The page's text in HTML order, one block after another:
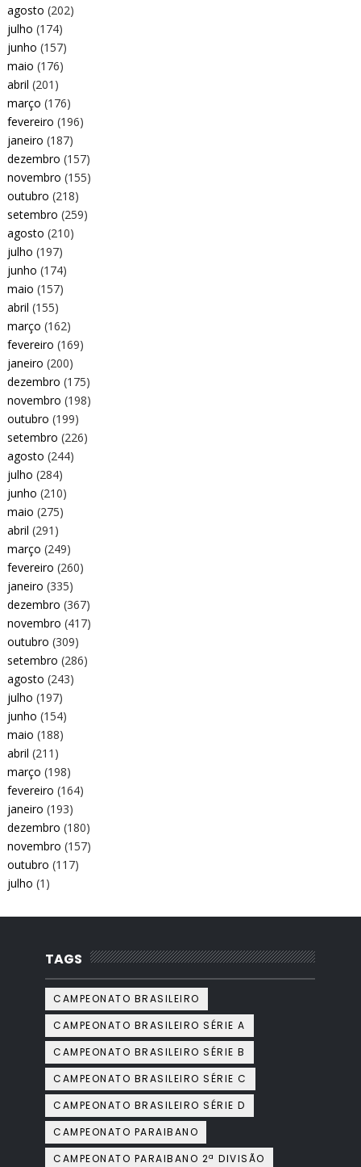
agosto (202)
julho (174)
junho (157)
maio (176)
abril (201)
março (176)
fevereiro (196)
janeiro (187)
dezembro (157)
novembro (155)
outubro (218)
setembro (259)
agosto (210)
julho (197)
junho (174)
maio (157)
abril (155)
março (162)
fevereiro (169)
janeiro (200)
dezembro (175)
novembro (198)
outubro (199)
setembro (226)
agosto (244)
julho (284)
junho (210)
maio (275)
abril (291)
março (249)
fevereiro (260)
janeiro (335)
dezembro (367)
novembro (417)
outubro (309)
setembro (286)
agosto (243)
julho (197)
junho (154)
maio (188)
abril (211)
março (198)
fevereiro (164)
janeiro (193)
dezembro (180)
novembro (157)
outubro (117)
julho (1)
TAGS
CAMPEONATO BRASILEIRO
CAMPEONATO BRASILEIRO SÉRIE A
CAMPEONATO BRASILEIRO SÉRIE B
CAMPEONATO BRASILEIRO SÉRIE C
CAMPEONATO BRASILEIRO SÉRIE D
CAMPEONATO PARAIBANO
CAMPEONATO PARAIBANO 2ª DIVISÃO